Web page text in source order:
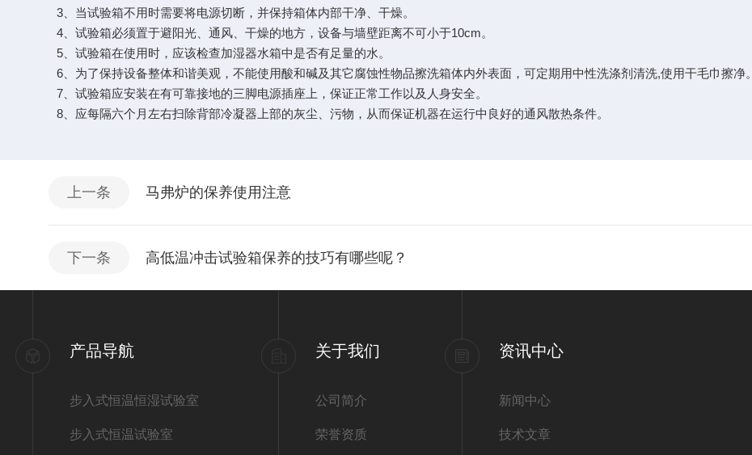
3、当试验箱不用时需要将电源切断，并保持箱体内部干净、干燥。
4、试验箱必须置于避阳光、通风、干燥的地方，设备与墙壁距离不可小于10cm。
5、试验箱在使用时，应该检查加湿器水箱中是否有足量的水。
6、为了保持设备整体和谐美观，不能使用酸和碱及其它腐蚀性物品擦洗箱体内外表面，可定期用中性洗涤剂清洗,使用干毛巾擦净。
7、试验箱应安装在有可靠接地的三脚电源插座上，保证正常工作以及人身安全。
8、应每隔六个月左右扫除背部冷凝器上部的灰尘、污物，从而保证机器在运行中良好的通风散热条件。
上一条 马弗炉的保养使用注意
下一条 高低温冲击试验箱保养的技巧有哪些呢？
产品导航
步入式恒温恒湿试验室
步入式恒温试验室
关于我们
公司简介
荣誉资质
资讯中心
新闻中心
技术文章